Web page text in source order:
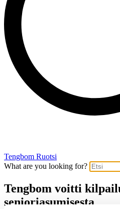
Tengbom Ruotsi
What are you looking for?
Tengbom voitti
senioriasumisesta